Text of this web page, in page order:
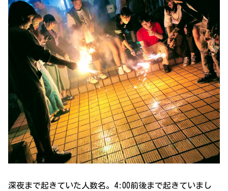
深夜まで起きていた人数名。4:00前後まで起きていまし